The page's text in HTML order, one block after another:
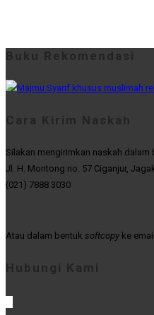
Buku Rekomendasi
Cara Kirim Naskah
Silakan mengirimkan naskah dalam
Jl. H. Montong no. 57 Ciganjur,
(021) 7888 3030
Atau dalam bentuk softcopy ke email
Hubungi Kami